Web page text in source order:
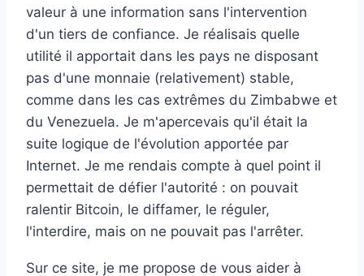
valeur à une information sans l'intervention
d'un tiers de confiance. Je réalisais quelle
utilité il apportait dans les pays ne disposant
pas d'une monnaie (relativement) stable,
comme dans les cas extrêmes du Zimbabwe et
du Venezuela. Je m'apercevais qu'il était la
suite logique de l'évolution apportée par
Internet. Je me rendais compte à quel point il
permettait de défier l'autorité : on pouvait
ralentir Bitcoin, le diffamer, le réguler,
l'interdire, mais on ne pouvait pas l'arrêter.
Sur ce site, je me propose de vous aider à